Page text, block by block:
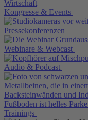
Kongresse & Events
Pressekonferenzen
Webinare & Webcast
Audio & Podcast
Trainings